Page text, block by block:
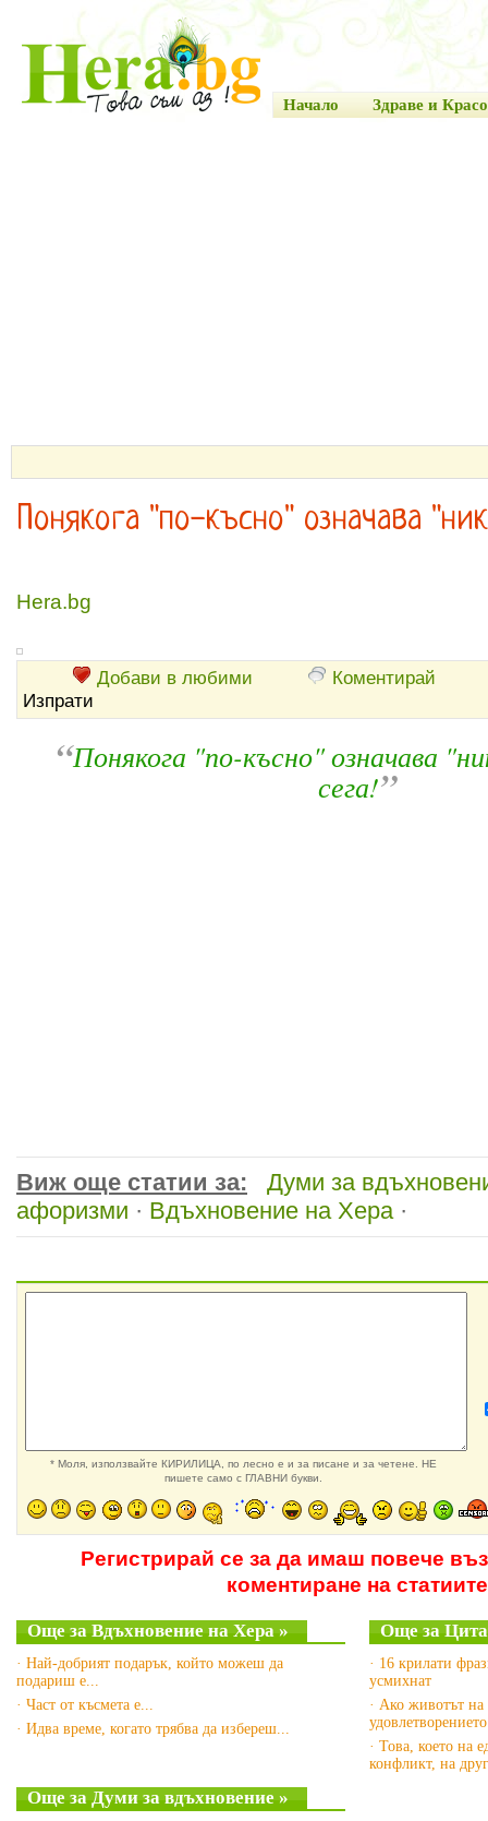
Начало Здраве и
Понякога "по-късно" означава
Hera.bg
Добави в любими
Коментирай
Изпрати
“Понякога "по-късно" означава
сега!”
Виж още статии за:
Думи за
афоризми · Вдъхновение на Хера·
* Моля, използвайте КИРИЛИЦА, по лесно е и за писане и за четене. НЕ
пишете само с ГЛАВНИ букви.
Регистрирай се за да имаш повече
коментиране на статиите
Още за Вдъхновение на Хера »
· Най-добрият подарък, който можеш да
подариш е...
· Част от късмета е...
· Идва време, когато трябва да избереш...
Още за
· 16 крилати
усмихнат
· Ако животът на
удовлетворението
· Това, което на
конфликт, на
Още за Думи за вдъхновение »